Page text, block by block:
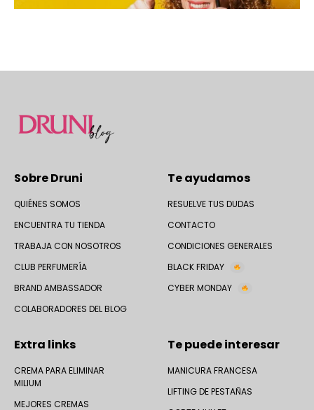
Sobre Druni
QUIÉNES SOMOS
ENCUENTRA TU TIENDA
TRABAJA CON NOSOTROS
CLUB PERFUMERÍA
BRAND AMBASSADOR
COLABORADORES DEL BLOG
Te ayudamos
RESUELVE TUS DUDAS
CONTACTO
CONDICIONES GENERALES
BLACK FRIDAY
CYBER MONDAY
Extra links
CREMA PARA ELIMINAR
MILIUM
MEJORES CREMAS
Te puede interesar
MANICURA FRANCESA
LIFTING DE PESTAÑAS